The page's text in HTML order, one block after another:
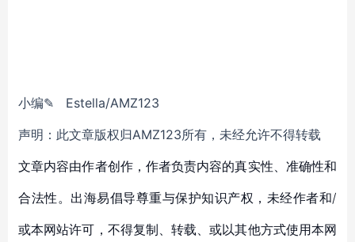
小编✎ Estella/AMZ123
声明：此文章版权归AMZ123所有，未经允许不得转载
文章内容由作者创作，作者负责内容的真实性、准确性和
合法性。出海易倡导尊重与保护知识产权，未经作者和/
或本网站许可，不得复制、转载、或以其他方式使用本网